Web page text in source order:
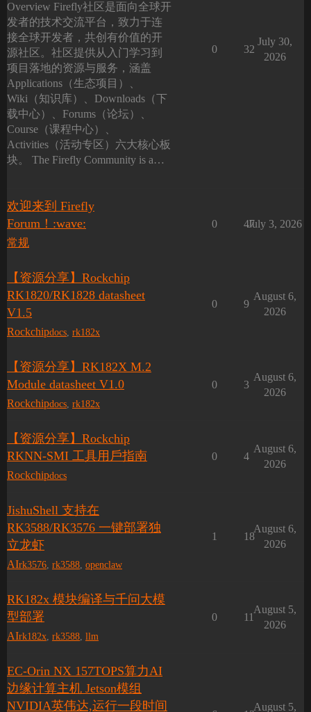
Overview Firefly社区是面向全球开
发者的技术交流平台，致力于连
接全球开发者，共创有价值的开
源社区。社区提供从入门学习到
项目落地的资源与服务，涵盖
Applications（生态项目）、
Wiki（知识库）、Downloads（下
载中心）、Forums（论坛）、
Course（课程中心）、
Activities（活动专区）六大核心板
块。 The Firefly Community is a…
0 32
July 30,
2026
欢迎来到 Firefly
Forum！:wave:
常规
0 47
July 3, 2026
【资源分享】Rockchip
RK1820/RK1828 datasheet
V1.5
Rockchipdocs rk182x
0 9
August 6,
2026
【资源分享】RK182X M.2
Module datasheet V1.0
Rockchipdocs rk182x
0 3
August 6,
2026
【资源分享】Rockchip
RKNN-SMI ⼯具⽤⼾指南
Rockchipdocs
0 4
August 6,
2026
JishuShell 支持在
RK3588/RK3576 一键部署独
立龙虾
AIrk3576 rk3588 openclaw
1 18
August 6,
2026
RK182x 模块编译与千问大模
型部署
AIrk182x rk3588 llm
0 11
August 5,
2026
EC-Orin NX 157TOPS算力AI
边缘计算主机 Jetson模组
NVIDIA英伟达,运行一段时间
August 5,